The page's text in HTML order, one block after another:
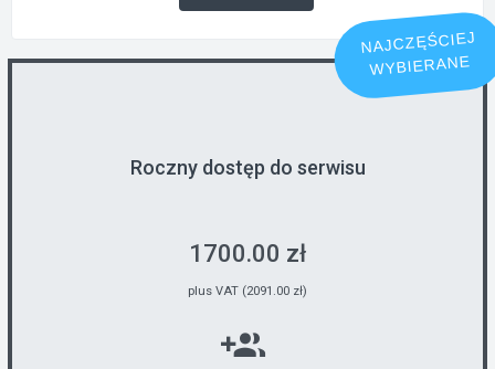
NAJCZĘŚCIEJ
WYBIERANE
Roczny dostęp do serwisu
1700.00 zł
plus VAT (2091.00 zł)